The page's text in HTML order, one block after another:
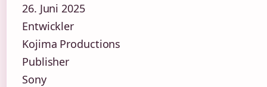
26. Juni 2025
Entwickler
Kojima Productions
Publisher
Sony